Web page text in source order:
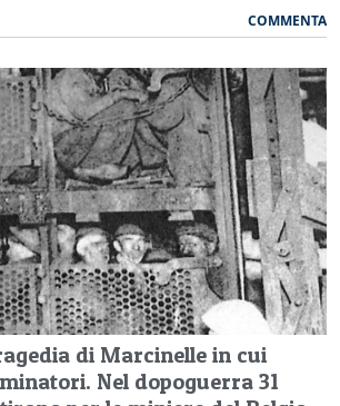
COMMENTA
di Marcinelle in cui
Nel dopoguerra 31